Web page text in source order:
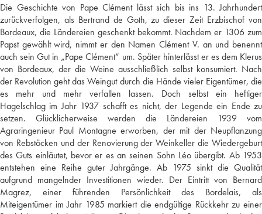
Die Geschichte von Pape Clément lässt sich bis ins 13. Jahrhundert
zurückverfolgen, als Bertrand de Goth, zu dieser Zeit Erzbischof von
Bordeaux, die Ländereien geschenkt bekommt. Nachdem er 1306 zum
Papst gewählt wird, nimmt er den Namen Clément V. an und benennt
auch sein Gut in „Pape Clément“ um. Später hinterlässt er es dem Klerus
von Bordeaux, der die Weine ausschließlich selbst konsumiert. Nach
der Revolution geht das Weingut durch die Hände vieler Eigentümer, die
es mehr und mehr verfallen lassen. Doch selbst ein heftiger
Hagelschlag im Jahr 1937 schafft es nicht, der Legende ein Ende zu
setzen. Glücklicherweise werden die Ländereien 1939 vom
Agraringenieur Paul Montagne erworben, der mit der Neupflanzung
von Rebstöcken und der Renovierung der Weinkeller die Wiedergeburt
des Guts einläutet, bevor er es an seinen Sohn Léo übergibt. Ab 1953
entstehen eine Reihe guter Jahrgänge. Ab 1975 sinkt die Qualität
aufgrund mangelnder Investitionen wieder. Der Eintritt von Bernard
Magrez, einer führenden Persönlichkeit des Bordelais, als
Miteigentümer im Jahr 1985 markiert die endgültige Rückkehr zu einer